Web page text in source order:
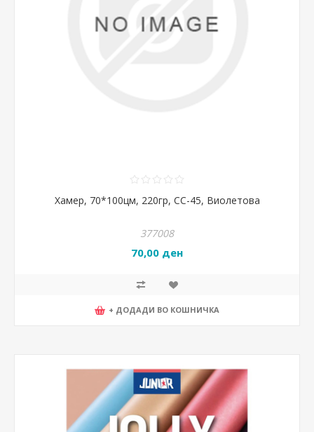
Хамер, 70*100цм, 220гр, CC-45, Виолетова
377008
70,00 ден
+ ДОДАДИ ВО КОШНИЧКА